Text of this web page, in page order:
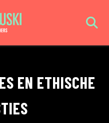
EN ETHISCHE